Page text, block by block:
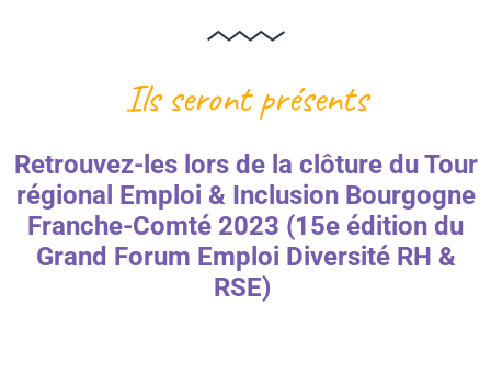
Ils seront présents
Retrouvez-les lors de la clôture du Tour
régional Emploi & Inclusion Bourgogne
Franche-Comté 2023 (15e édition du
Grand Forum Emploi Diversité RH &
RSE)